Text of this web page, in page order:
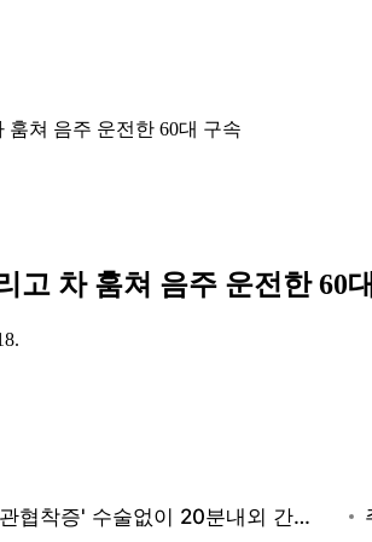
훔쳐 음주 운전한 60대 구속
고 차 훔쳐 음주 운전한 60